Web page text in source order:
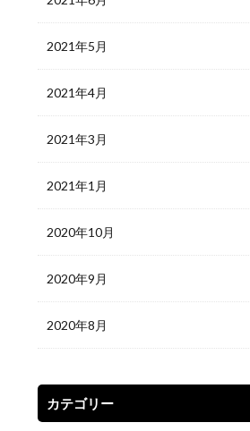
2021年5月
2021年4月
2021年3月
2021年1月
2020年10月
2020年9月
2020年8月
カテゴリー